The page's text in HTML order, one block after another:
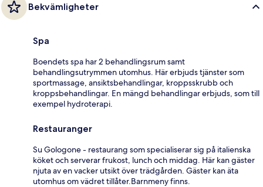
Bekvämligheter
Spa
Boendets spa har 2 behandlingsrum samt
behandlingsutrymmen utomhus. Här erbjuds tjänster som
sportmassage, ansiktsbehandlingar, kroppsskrubb och
kroppsbehandlingar. En mängd behandlingar erbjuds, som till
exempel hydroterapi.
Restauranger
Su Gologone - restaurang som specialiserar sig på italienska
köket och serverar frukost, lunch och middag. Här kan gäster
njuta av en vacker utsikt över trädgården. Gäster kan äta
utomhus om vädret tillåter.Barnmeny finns.